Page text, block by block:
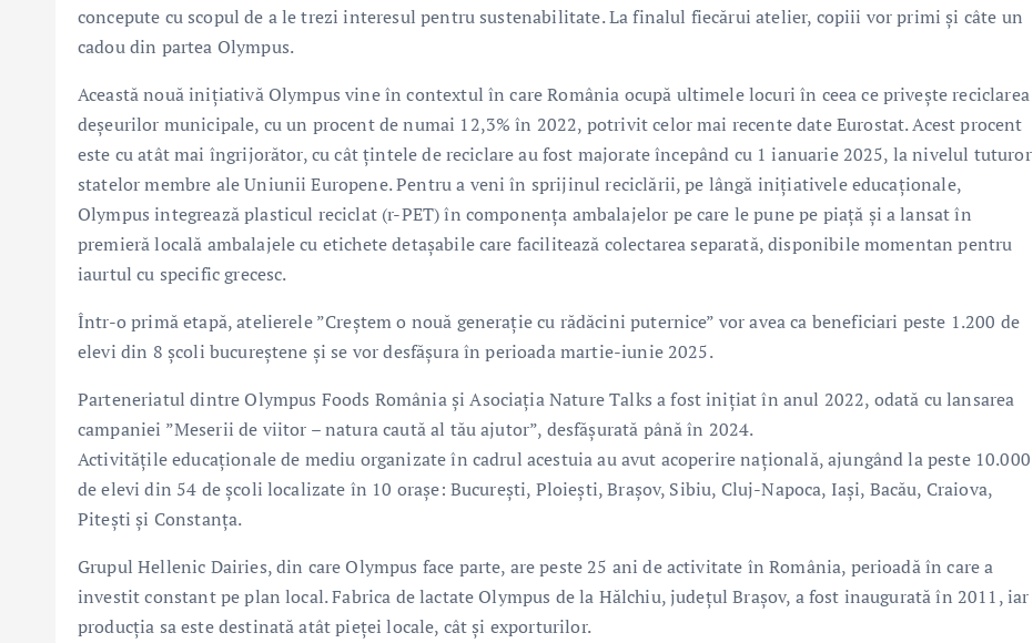
concepute cu scopul de a le trezi interesul pentru sustenabilitate. La finalul fiecărui atelier, copiii vor primi și câte un
cadou din partea Olympus.
Această nouă inițiativă Olympus vine în contextul în care România ocupă ultimele locuri în ceea ce privește reciclarea
deșeurilor municipale, cu un procent de numai 12,3% în 2022, potrivit celor mai recente date Eurostat. Acest procent
este cu atât mai îngrijorător, cu cât țintele de reciclare au fost majorate începând cu 1 ianuarie 2025, la nivelul tuturor
statelor membre ale Uniunii Europene. Pentru a veni în sprijinul reciclării, pe lângă inițiativele educaționale,
Olympus integrează plasticul reciclat (r-PET) în componența ambalajelor pe care le pune pe piață și a lansat în
premieră locală ambalajele cu etichete detașabile care facilitează colectarea separată, disponibile momentan pentru
iaurtul cu specific grecesc.
Într-o primă etapă, atelierele ”Creștem o nouă generație cu rădăcini puternice” vor avea ca beneficiari peste 1.200 de
elevi din 8 școli bucureștene și se vor desfășura în perioada martie-iunie 2025.
Parteneriatul dintre Olympus Foods România și Asociația Nature Talks a fost inițiat în anul 2022, odată cu lansarea
campaniei ”Meserii de viitor – natura caută al tău ajutor”, desfășurată până în 2024.
Activitățile educaționale de mediu organizate în cadrul acestuia au avut acoperire națională, ajungând la peste 10.000
de elevi din 54 de școli localizate în 10 orașe: București, Ploiești, Brașov, Sibiu, Cluj-Napoca, Iași, Bacău, Craiova,
Pitești și Constanța.
Grupul Hellenic Dairies, din care Olympus face parte, are peste 25 ani de activitate în România, perioadă în care a
investit constant pe plan local. Fabrica de lactate Olympus de la Hălchiu, județul Brașov, a fost inaugurată în 2011, iar
producția sa este destinată atât pieței locale, cât și exporturilor.